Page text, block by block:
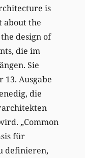
is
about the
design of
die im
Sie
13. Ausgabe
die
„Common
für
definieren,